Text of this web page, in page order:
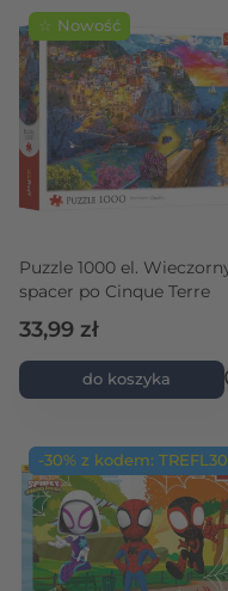
☆ Nowość
Puzzle 1000 el.
spacer po Cinque Terre
33,99 zł
do koszyka
-30% z kodem: TREFL30